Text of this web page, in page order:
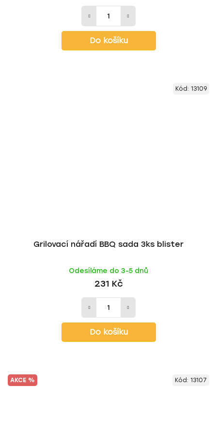
Do košíku
Grilovací nářadí BBQ sada 3ks blister
Odesíláme do 3-5 dnů
231 Kč
Do košíku
Kód: 13109
AKCE % Kód: 13107